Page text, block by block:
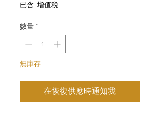
已含 增值税
數量 *
無庫存
在恢復供應時通知我